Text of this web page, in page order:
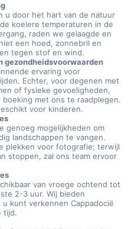
u door het hart van de natuur
koelere temperaturen in de
raden we gelaagde en
een hoed, zonnebril en
tegen stof en wind.
gezondheidsvoorwaarden
ervaring voor
Echter, voor degenen met
of fysieke gevoeligheden,
met ons te raadplegen.
voor kinderen.
genoeg mogelijkheden om
landschappen te vangen.
plekken voor fotografie; terwijl
stoppen, zal ons team ervoor
van vroege ochtend tot
2-3 uur. Wij bieden
kunt verkennen Cappadocië
tijd.